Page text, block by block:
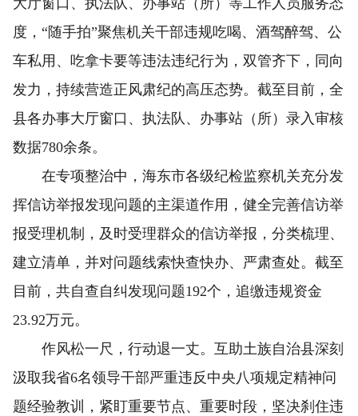
大厅窗口、执法队、办事站（所）等工作人员服务态
度，“随手拍”聚焦机关干部违规吃喝、酒驾醉驾、公
车私用、吃拿卡要等违法违纪行为，双管齐下，同向
发力，持续营造正风肃纪的高压态势。截至目前，全
县各办事大厅窗口、执法队、办事站（所）录入审核
数据780余条。
在专项整治中，海东市各级纪检监察机关充分发
挥信访举报发现问题的主渠道作用，健全完善信访举
报受理机制，及时受理群众的信访举报，分类梳理、
建立清单，并对问题线索快查快办、严肃查处。截至
目前，共自查自纠发现问题192个，追缴违规资金
23.92万元。
作风松一尺，行动退一丈。互助土族自治县深刻
汲取我省6名领导干部严重违反中央八项规定精神问
题经验教训，紧盯重要节点、重要时段，坚决刹住违